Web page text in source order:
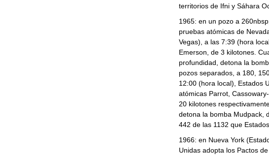
territorios de Ifni y Sáhara
1965: en un pozo a
pruebas atómicas de
Vegas), a las 7:39 (hora
Emerson, de 3 kilotones.
profundidad, detona la
pozos separados, a 180,
12:00 (hora local), Estados
atómicas Parrot,
20 kilotones
detona la bomba Mudpack,
442 de las 1132 que
1966: en Nueva York
Unidas adopta los Pactos